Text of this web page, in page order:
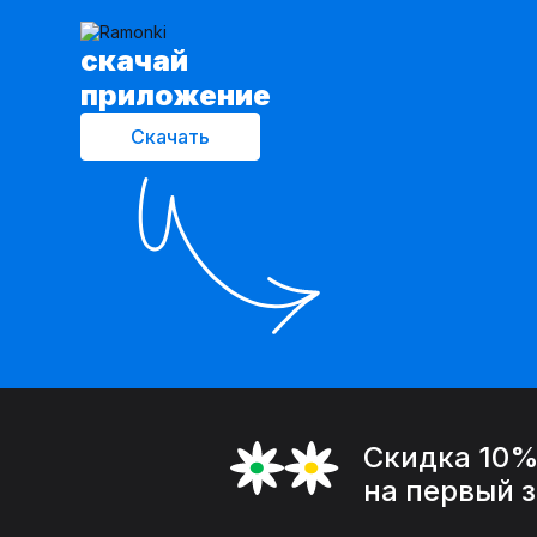
cкачай
приложение
Скачать
Скидка 10%
на первый